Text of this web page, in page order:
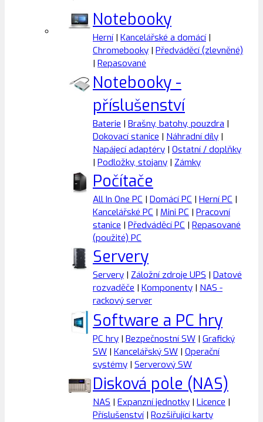
Notebooky
Herní| Kancelářské a domácí|
Chromebooky | Předváděcí (zlevněné)
| Repasované
Notebooky -
příslušenství
Baterie | Brašny, batohy, pouzdra |
Dokovací stanice | Náhradní díly |
Napájecí adaptéry | Ostatní / doplňky
| Podložky, stojany | Zámky
Počítače
All In One PC | Domácí PC | Herní PC |
Kancelářské PC | Mini PC | Pracovní
stanice | Předváděcí PC | Repasované
(použité) PC
Servery
Servery | Záložní zdroje UPS | Datové
rozvaděče | Komponenty | NAS -
rackový server
Software a PC hry
PC hry | Bezpečnostní SW | Grafický
SW | Kancelářský SW | Operační
systémy | Serverový SW
Disková pole (NAS)
NAS | Expanzní jednotky | Licence |
Příslušenství| Rozšiřující karty